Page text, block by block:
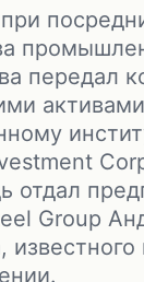
передал
активами
отдал
Group